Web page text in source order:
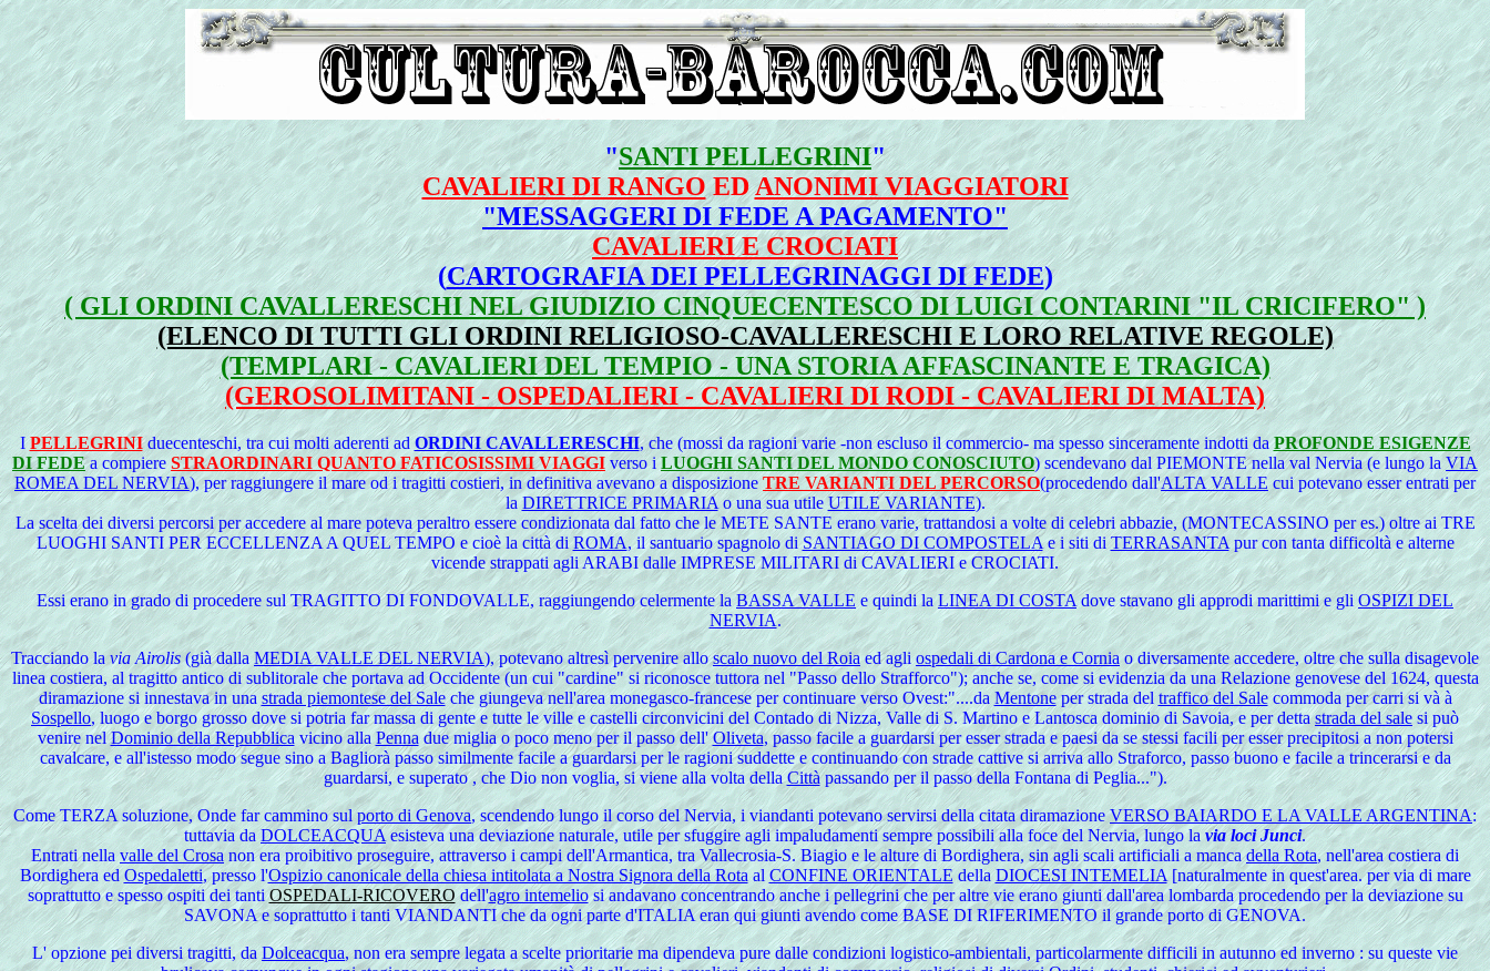
"SANTI PELLEGRINI"
CAVALIERI DI RANGO EDANONIMI VIAGGIATORI
"MESSAGGERI DI FEDE A PAGAMENTO"
CAVALIERI E CROCIATI
(CARTOGRAFIA DEI PELLEGRINAGGI DI FEDE)
( GLI ORDINI CAVALLERESCHI NEL GIUDIZIO CINQUECENTESCO DI LUIGI CONTARINI "IL CRICIFERO" )
(ELENCO DI TUTTI GLI ORDINI RELIGIOSO-CAVALLERESCHI E LORO RELATIVE REGOLE)
(TEMPLARI - CAVALIERI DEL TEMPIO - UNA STORIA AFFASCINANTE E TRAGICA)
(GEROSOLIMITANI - OSPEDALIERI - CAVALIERI DI RODI - CAVALIERI DI MALTA)
I PELLEGRINIduecenteschi, tra cui molti aderenti ad ORDINI CAVALLERESCHI, che (mossi da ragioni varie -non escluso il commercio- ma spesso sinceramente indotti daPROFONDE ESIGENZE
DI FEDEa compiere STRAORDINARI QUANTO FATICOSISSIMI VIAGGI verso iLUOGHI SANTI DEL MONDO CONOSCIUTO) scendevano dal PIEMONTE nella val Nervia (e lungo la VIA
ROMEA DEL NERVIA), per raggiungere il mare od i tragitti costieri, in definitiva avevano a disposizione TRE VARIANTI DEL PERCORSO(procedendo dall'ALTA VALLE cui potevano esser entrati per
la DIRETTRICE PRIMARIA o una sua utileUTILE VARIANTE).
La scelta dei diversi percorsi per accedere al mare poteva peraltro essere condizionata dal fatto che le METE SANTE erano varie, trattandosi a volte di celebri abbazie, (MONTECASSINO per es.) oltre ai TRE
LUOGHI SANTI PER ECCELLENZA A QUEL TEMPO e cioè la città diROMA, il santuario spagnolo diSANTIAGO DI COMPOSTELAe i siti di TERRASANTApur con tanta difficoltà e alterne
vicende strappati agli ARABI dalle IMPRESE MILITARI di CAVALIERI e CROCIATI.
Essierano in grado di procedere sul TRAGITTO DI FONDOVALLE, raggiungendo celermente la BASSA VALLE e quindi laLINEA DI COSTAdove stavano gli approdi marittimi e gli OSPIZI DEL
NERVIA.
Tracciando lavia Airolis(già dalla MEDIA VALLE DEL NERVIA), potevano altresì pervenire alloscalo nuovo del Roia ed agliospedali di Cardona e Corniao diversamente accedere, oltre che sulla disagevole
linea costiera, al tragitto antico di sublitorale che portava ad Occidente (un cui "cardine" si riconosce tuttora nel "Passo dello Strafforco"); anche se, come si evidenzia da una Relazione genovese del 1624, questa
diramazione si innestava in una strada piemontese del Saleche giungeva nell'area monegasco-francese per continuare verso Ovest:"....da Mentoneper strada del traffico del Salecommoda per carri si và à
Sospello, luogo e borgo grosso dove si potria far massa di gente e tutte le ville e castelli circonvicini del Contado di Nizza, Valle di S. Martino e Lantosca dominio di Savoia, e per dettastrada del salesi può
venire nelDominio della Repubblica vicino allaPenna due miglia o poco meno per il passo dell'Oliveta, passo facile a guardarsi per esser strada e paesi da se stessi facili per esser precipitosi a non potersi
cavalcare, e all'istesso modo segue sino a Bagliorà passo similmente facile a guardarsi per le ragioni suddette e continuando con strade cattive si arriva allo Straforco, passo buono e facile a trincerarsi e da
guardarsi, e superato , che Dio non voglia, si viene alla volta dellaCittàpassando per il passo della Fontana di Peglia...").
ComeTERZA soluzione, Onde far cammino sulporto di Genova, scendendo lungo il corso del Nervia, i viandanti potevano servirsi della citata diramazioneVERSO BAIARDO E LA VALLE ARGENTINA:
tuttavia da DOLCEACQUA esisteva una deviazione naturale, utile per sfuggire agli impaludamenti sempre possibili alla foce del Nervia, lungo lavia loci Junci.
Entrati nella valle del Crosa non era proibitivo proseguire, attraverso i campi dell'Armantica, tra Vallecrosia-S. Biagio e le alture di Bordighera, sin agli scali artificiali a mancadella Rota, nell'area costiera di
Bordighera edOspedaletti, presso l'Ospizio canonicale della chiesa intitolata a Nostra Signora della Rotaal CONFINE ORIENTALEdellaDIOCESI INTEMELIA[naturalmente in quest'area. per via di mare
soprattutto e spesso ospiti dei tantiOSPEDALI-RICOVEROdell'agro intemeliosi andavano concentrando anche i pellegrini che per altre vie erano giunti dall'area lombarda procedendo per la deviazione su
SAVONA e soprattutto i tanti VIANDANTI che da ogni parte d'ITALIA eran qui giunti avendo come BASE DI RIFERIMENTO il grande porto di GENOVA.
L' opzione pei diversi tragitti, da Dolceacqua, non era sempre legata a scelte prioritarie ma dipendeva pure dalle condizioni logistico-ambientali, particolarmente difficili in autunno ed inverno : su queste vie